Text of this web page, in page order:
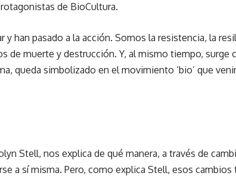
de BioCultura.
y han pasado a la acción. Somos la resistencia, la
de muerte y destrucción. Y, al mismo tiempo, surge
queda simbolizado en el movimiento ‘bio’ que
Stell, nos explica de qué manera, a través de
a sí misma. Pero, como explica Stell, esos